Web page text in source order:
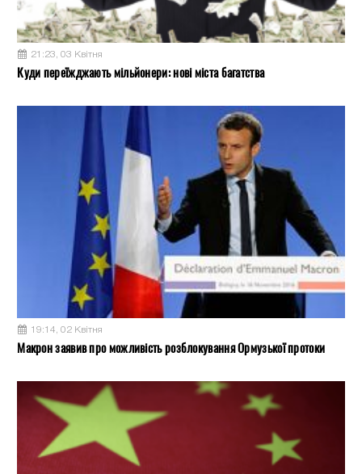
21:23, 03 Квітня
Куди переїжджають мільйонери: нові міста багатства
19:14, 02 Квітня
Макрон заявив про можливість розблокування Ормузької протоки